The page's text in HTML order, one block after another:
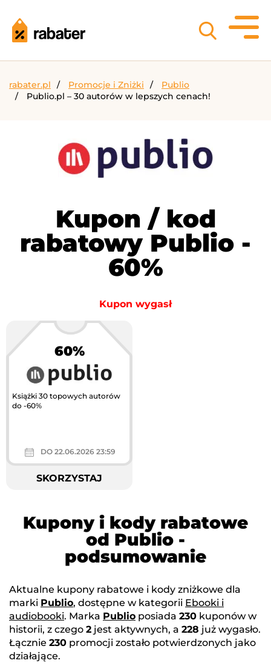
rabater.pl Promocje i Zniżki
Publio
Publio.pl – 30 autorów w lepszych cenach!
Kupon / kod
rabatowy Publio -
60%
Kupon wygasł
60%
Książki 30 topowych autorów
do -60%
DO 22.06.2026 23:59
SKORZYSTAJ
Kupony i kody rabatowe
od Publio -
podsumowanie
Aktualne kupony rabatowe i kody zniżkowe dla
marki Publio, dostępne w kategorii Ebooki i
audiobooki. Marka Publio posiada 230 kuponów w
historii, z czego 2 jest aktywnych, a 228 już wygasło.
Łącznie 230 promocji zostało potwierdzonych jako
działające.